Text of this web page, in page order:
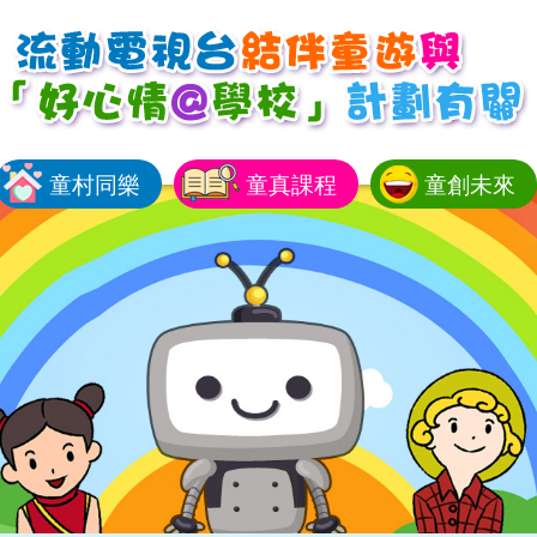
童村同樂 童真課程 童創未來